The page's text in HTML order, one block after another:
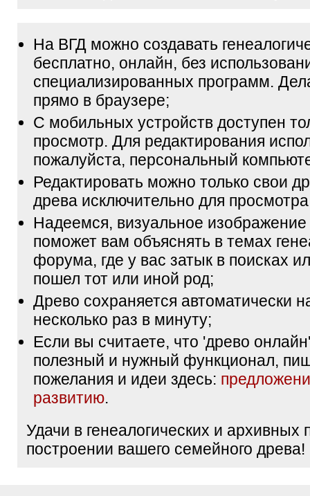
На ВГД можно создавать
бесплатно, онлайн, без
специализированных программ.
прямо в браузере;
С мобильных устройств доступен
просмотр. Для редактирования
пожалуйста, персональный
Редактировать можно только свои
древа исключительно для
Надеемся, визуальное
поможет вам объяснять в темах
форума, где у вас затык в поисках
пошел тот или иной род;
Древо сохраняется автоматически
несколько раз в минуту;
Если вы считаете, что 'древо
полезный и нужный функционал,
пожелания и идеи здесь:
развитию.
Удачи в генеалогических и архивных
построении вашего семейного древа!